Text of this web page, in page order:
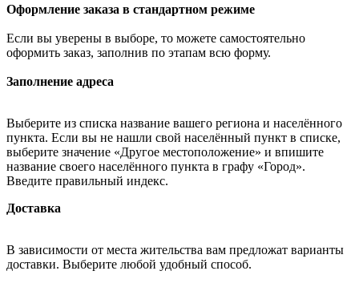
Оформление заказа в стандартном режиме
Если вы уверены в выборе, то можете самостоятельно
оформить заказ, заполнив по этапам всю форму.
Заполнение адреса
Выберите из списка название вашего региона и населённого
пункта. Если вы не нашли свой населённый пункт в списке,
выберите значение «Другое местоположение» и впишите
название своего населённого пункта в графу «Город».
Введите правильный индекс.
Доставка
В зависимости от места жительства вам предложат варианты
доставки. Выберите любой удобный способ.